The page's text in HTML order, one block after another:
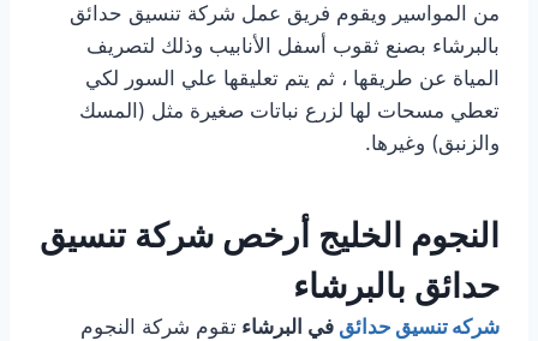
من المواسير ويقوم فريق عمل شركة تنسيق حدائق
بالبرشاء بصنع ثقوب أسفل الأنابيب وذلك لتصريف
المياة عن طريقها ، ثم يتم تعليقها علي السور لكي
تعطي مسحات لها لزرع نباتات صغيرة مثل (المسك
والزنبق) وغيرها.
النجوم الخليج أرخص شركة تنسيق
حدائق بالبرشاء
شركه تنسيق حدائق في البرشاء تقوم شركة النجوم